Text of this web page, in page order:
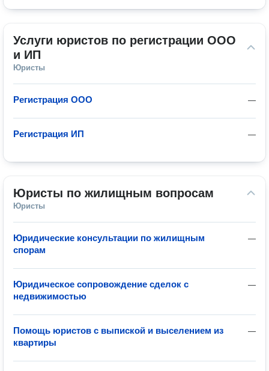
Услуги юристов по регистрации ООО
и ИП
Юристы
—
Регистрация ООО
—
Регистрация ИП
Юристы по жилищным вопросам
Юристы
—
Юридические консультации по жилищным
спорам
—
Юридическое сопровождение сделок с
недвижимостью
—
Помощь юристов с выпиской и выселением из
квартиры